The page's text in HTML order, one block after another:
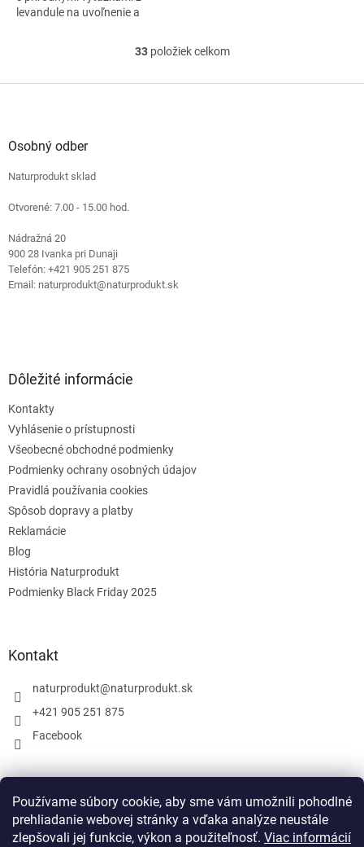
Používame súbory cookie, aby sme vám umožnili pohodlné
prehliadanie webovej stránky a vďaka analýze neustále
zlepšovali jej funkcie, výkon a použiteľnosť. Viac informácií
levandule na uvoľnenie a
O
l
33položiek celkom
Osobný odber
Naturprodukt sklad
Otvorené: 7.00 - 15.00 hod.
Nádražná 20
900 28 Ivanka pri Dunaji
Telefón: +421 905 251 875
Email: naturprodukt@naturprodukt.sk
Dôležité informácie
Kontakty
Vyhlásenie o prístupnosti
Všeobecné obchodné podmienky
Podmienky ochrany osobných údajov
Pravidlá používania cookies
Spôsob dopravy a platby
Reklamácie
Blog
História Naturprodukt
Podmienky Black Friday 2025
Kontakt
naturprodukt@naturprodukt.sk
+421 905 251 875
Facebook
Facebook